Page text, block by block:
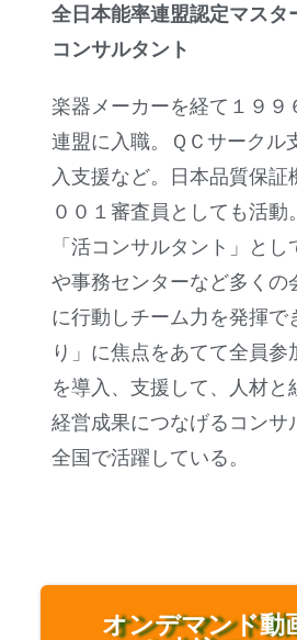
全日本能率連盟認定マスタ
コンサルタント
楽器メーカーを経て１９９
連盟に入職。ＱＣサークル
入支援など。日本品質保証
００１審査員としても活動
「活コンサルタント」と
や事務センターなど多くの
に行動しチーム力を発揮で
り」に焦点をあてて全員参
を導入、支援して、人材と
経営成果につなげるコンサ
全国で活躍している。
オンデマンド動